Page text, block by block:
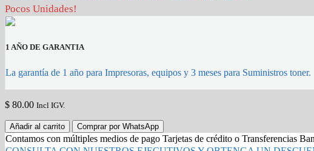
Pocos Unidades!
1 AÑO DE GARANTIA
La garantía de 1 año para Impresoras, equipos y 3 meses para Suministros toner.
$ 80.00 Incl IGV.
TONER
XEROX
106R01634
Añadir al carrito Comprar por WhatsApp
Contamos con múltiples medios de pago Tarjetas de crédito o Transferencias